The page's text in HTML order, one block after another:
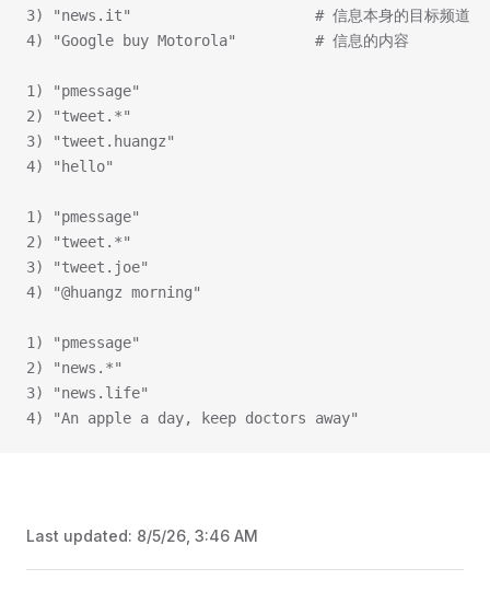
3) "news.it"                     # 信息本身的目标频道
4) "Google buy Motorola"         # 信息的内容
1) "pmessage"
2) "tweet.*"
3) "tweet.huangz"
4) "hello"
1) "pmessage"
2) "tweet.*"
3) "tweet.joe"
4) "@huangz morning"
1) "pmessage"
2) "news.*"
3) "news.life"
4) "An apple a day, keep doctors away"
Last updated: 8/5/26, 3:46 AM